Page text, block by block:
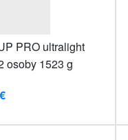
PRO ultralight
osoby 1523 g